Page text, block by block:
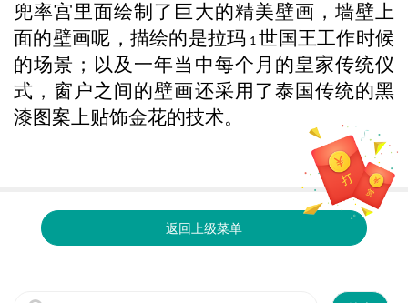
兜率宫里面绘制了巨大的精美壁画，墙壁上
面的壁画呢，描绘的是拉玛 1 世国王工作时候
的场景；以及一年当中每个月的皇家传统仪
式，窗户之间的壁画还采用了泰国传统的黑
漆图案上贴饰金花的技术。
返回上级菜单